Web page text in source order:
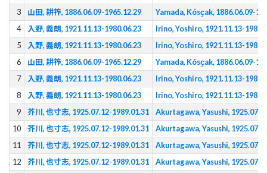
3
山田, 耕筰, 1886.06.09-1965.12.29
Yamada, Kósҫak, 1886.06.09-
4
入野, 義朗, 1921.11.13-1980.06.23
Irino, Yoshiro, 1921.11.13-
5
入野, 義朗, 1921.11.13-1980.06.23
Irino, Yoshiro, 1921.11.13-
6
山田, 耕筰, 1886.06.09-1965.12.29
Yamada, Kósҫak, 1886.06.09-
7
入野, 義朗, 1921.11.13-1980.06.23
Irino, Yoshiro, 1921.11.13-
8
入野, 義朗, 1921.11.13-1980.06.23
Irino, Yoshiro, 1921.11.13-
9
芥川, 也寸志, 1925.07.12-1989.01.31
Akurtagawa, Yasushi,
10
芥川, 也寸志, 1925.07.12-1989.01.31
Akurtagawa, Yasushi,
11
芥川, 也寸志, 1925.07.12-1989.01.31
Akurtagawa, Yasushi,
12
芥川, 也寸志, 1925.07.12-1989.01.31
Akurtagawa, Yasushi,